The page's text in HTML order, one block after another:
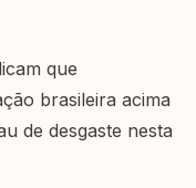
que
brasileira acima
de desgaste nesta